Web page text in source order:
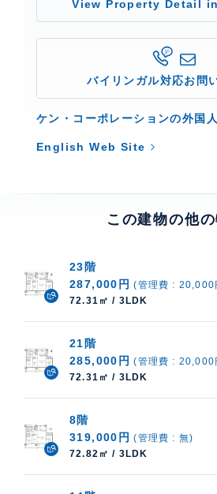
View Property Detail
バイリンガル対応お問
ケン・コーポレーションの外国
English Web Site
この建物の他
23階
287,000円 (管理費 : 20,000
72.31㎡ / 3LDK
21階
285,000円 (管理費 : 20,000
72.31㎡ / 3LDK
8階
319,000円 (管理費 : 無)
72.82㎡ / 3LDK